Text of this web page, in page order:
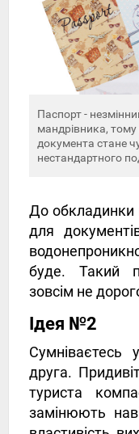
Паспорт -
мандрівника,
документа стане
нестандартного
До обкладинки
для
буде. Такий
зовсім не
Ідея №2
друга.
туриста
замінюють